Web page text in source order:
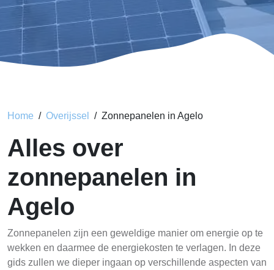
Home Overijssel Zonnepanelen in Agelo
Alles over
zonnepanelen in
Agelo
Zonnepanelen zijn een geweldige manier om energie op te
wekken en daarmee de energiekosten te verlagen. In deze
gids zullen we dieper ingaan op verschillende aspecten van